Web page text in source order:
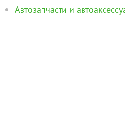
Автозапчасти и